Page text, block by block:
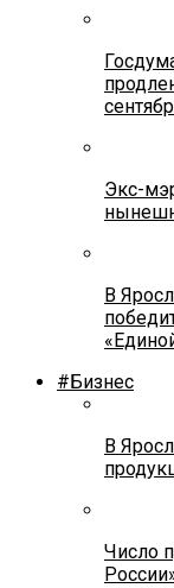
Экс-
В
#Бизнес
В
Число